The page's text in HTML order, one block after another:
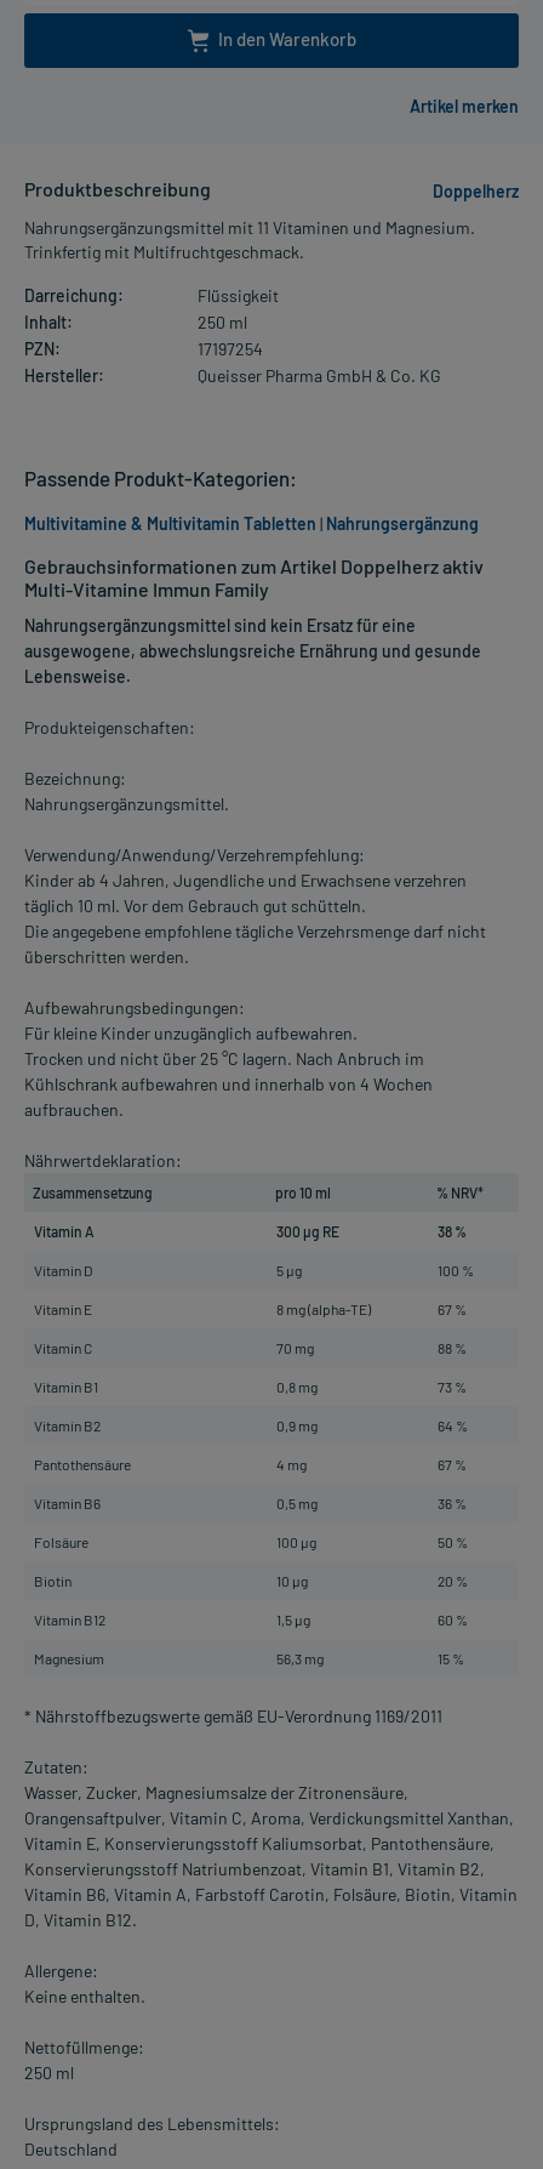
In den Warenkorb
Produktbeschreibung
Doppelherz
Nahrungsergänzungsmittel mit 11 Vitaminen und Magnesium.
Trinkfertig mit Multifruchtgeschmack.
Darreichung:
Flüssigkeit
Inhalt:
250 ml
PZN:
17197254
Hersteller:
Queisser Pharma GmbH & Co. KG
Gebrauchsinformationen zum Artikel Doppelherz aktiv
Multi-Vitamine Immun Family
Nahrungsergänzungsmittel sind kein Ersatz für eine
ausgewogene, abwechslungsreiche Ernährung und gesunde
Lebensweise.
Produkteigenschaften:
Bezeichnung:
Nahrungsergänzungsmittel.
Verwendung/Anwendung/Verzehrempfehlung:
Kinder ab 4 Jahren, Jugendliche und Erwachsene verzehren
täglich 10 ml. Vor dem Gebrauch gut schütteln.
Die angegebene empfohlene tägliche Verzehrsmenge darf nicht
überschritten werden.
Aufbewahrungsbedingungen:
Für kleine Kinder unzugänglich aufbewahren.
Trocken und nicht über 25 °C lagern. Nach Anbruch im
Kühlschrank aufbewahren und innerhalb von 4 Wochen
aufbrauchen.
Nährwertdeklaration:
Zusammensetzung pro 10 ml % NRV*
Vitamin A 300 µg RE 38 %
Vitamin D 5 µg 100 %
Vitamin E 8 mg (alpha-TE) 67 %
Vitamin C 70 mg 88 %
Vitamin B1 0,8 mg 73 %
Vitamin B2 0,9 mg 64 %
Pantothensäure 4 mg 67 %
Vitamin B6 0,5 mg 36 %
Folsäure 100 µg 50 %
Biotin 10 µg 20 %
Vitamin B12 1,5 µg 60 %
Magnesium 56,3 mg 15 %
* Nährstoffbezugswerte gemäß EU-Verordnung 1169/2011
Zutaten:
Wasser, Zucker, Magnesiumsalze der Zitronensäure,
Orangensaftpulver, Vitamin C, Aroma, Verdickungsmittel Xanthan,
Vitamin E, Konservierungsstoff Kaliumsorbat, Pantothensäure,
Konservierungsstoff Natriumbenzoat, Vitamin B1, Vitamin B2,
Vitamin B6, Vitamin A, Farbstoff Carotin, Folsäure, Biotin, Vitamin
D, Vitamin B12.
Allergene:
Keine enthalten.
Nettofüllmenge:
250 ml
Ursprungsland des Lebensmittels:
Deutschland
Passende Produkt-Kategorien:
Multivitamine & Multivitamin Tabletten | Nahrungsergänzung